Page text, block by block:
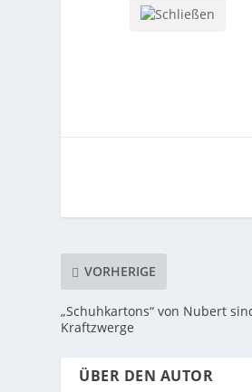
VORHERIGE
„Schuhkartons“ von Nubert
Kraftzwerge
ÜBER DEN AUTOR